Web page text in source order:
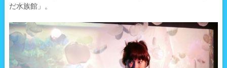
だ水族館」。